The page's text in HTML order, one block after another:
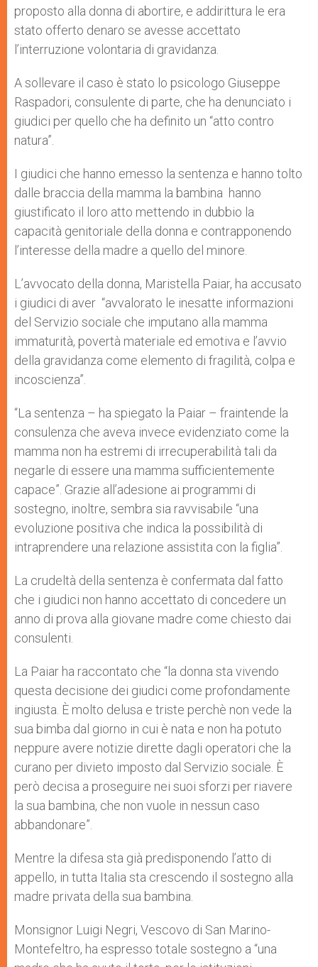
proposto alla donna di abortire, e addirittura le era
stato offerto denaro se avesse accettato
l’interruzione volontaria di gravidanza.
A sollevare il caso è stato lo psicologo Giuseppe
Raspadori, consulente di parte, che ha denunciato i
giudici per quello che ha definito un “atto contro
natura”.
I giudici che hanno emesso la sentenza e hanno tolto
dalle braccia della mamma la bambina hanno
giustificato il loro atto mettendo in dubbio la
capacità genitoriale della donna e contrapponendo
l’interesse della madre a quello del minore.
L’avvocato della donna, Maristella Paiar, ha accusato
i giudici di aver “avvalorato le inesatte informazioni
del Servizio sociale che imputano alla mamma
immaturità, povertà materiale ed emotiva e l’avvio
della gravidanza come elemento di fragilità, colpa e
incoscienza”.
“La sentenza – ha spiegato la Paiar – fraintende la
consulenza che aveva invece evidenziato come la
mamma non ha estremi di irrecuperabilità tali da
negarle di essere una mamma sufficientemente
capace”. Grazie all’adesione ai programmi di
sostegno, inoltre, sembra sia ravvisabile “una
evoluzione positiva che indica la possibilità di
intraprendere una relazione assistita con la figlia”.
La crudeltà della sentenza è confermata dal fatto
che i giudici non hanno accettato di concedere un
anno di prova alla giovane madre come chiesto dai
consulenti.
La Paiar ha raccontato che “la donna sta vivendo
questa decisione dei giudici come profondamente
ingiusta. È molto delusa e triste perchè non vede la
sua bimba dal giorno in cui è nata e non ha potuto
neppure avere notizie dirette dagli operatori che la
curano per divieto imposto dal Servizio sociale. È
però decisa a proseguire nei suoi sforzi per riavere
la sua bambina, che non vuole in nessun caso
abbandonare”.
Mentre la difesa sta già predisponendo l’atto di
appello, in tutta Italia sta crescendo il sostegno alla
madre privata della sua bambina.
Monsignor Luigi Negri, Vescovo di San Marino-
Montefeltro, ha espresso totale sostegno a “una